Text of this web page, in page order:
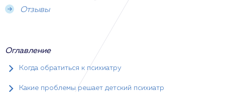
Отзывы
Оглавление
Когда обратиться к психиатру
Какие проблемы решает детский психиатр